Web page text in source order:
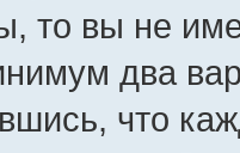
то вы не
два
что